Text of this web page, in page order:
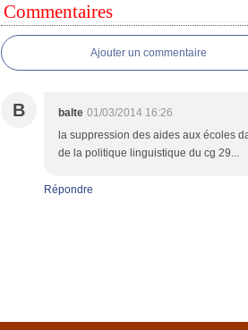
Commentaires
Ajouter un commentaire
B balte 01/03/2014 16:26
la suppression des aides aux écoles
de la politique linguistique du cg 29...
Répondre